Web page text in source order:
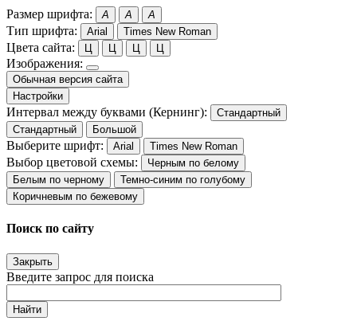
Размер шрифта: A A A
Тип шрифта: Arial Times New Roman
Цвета сайта: Ц Ц Ц Ц
Изображения:
Обычная версия сайта
Настройки
Интервал между буквами (Кернинг):
Стандартный
Стандартный
Большой
Выберите шрифт: Arial Times New Roman
Выбор цветовой схемы:
Черным по белому
Белым по черному
Темно-синим по голубому
Коричневым по бежевому
Поиск по сайту
Закрыть
Введите запрос для поиска
Найти